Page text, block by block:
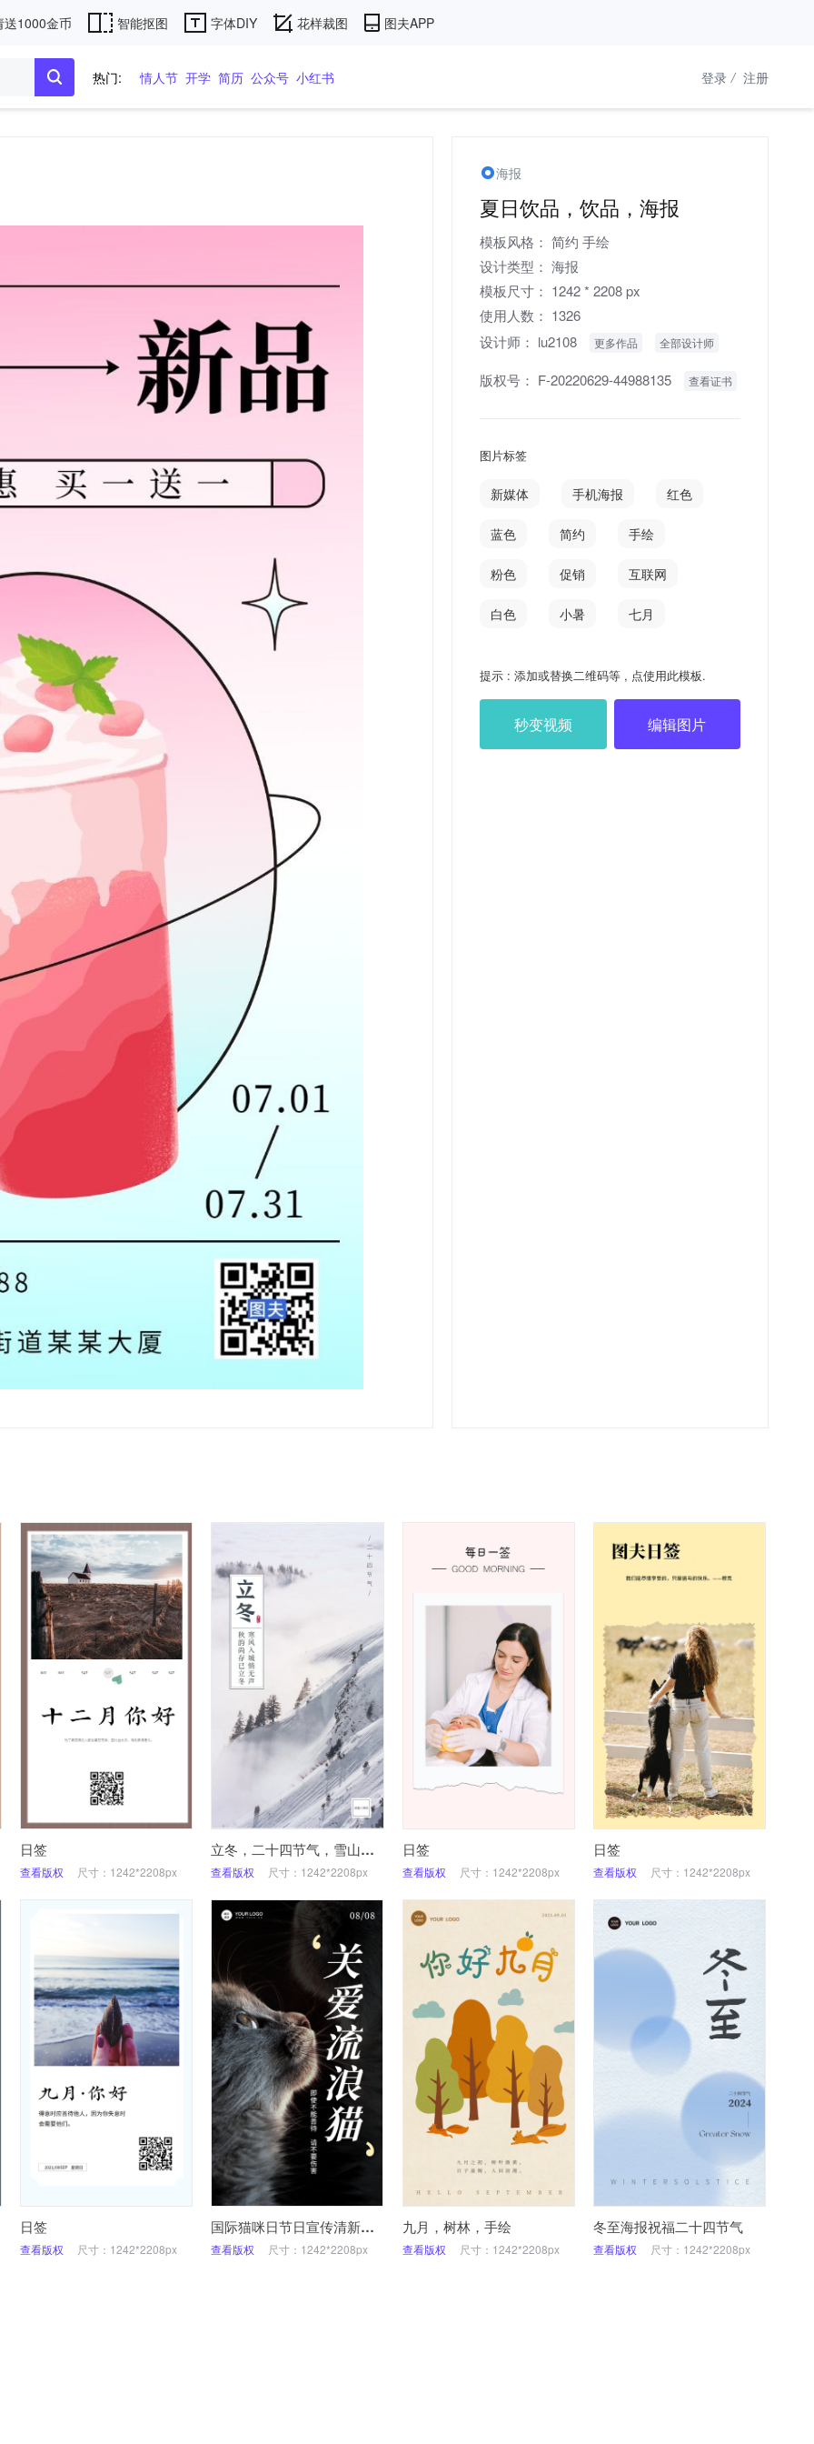
送1000金币 智能抠图 字体DIY 花样裁图 图夫APP
热门: 情人节 开学 简历 公众号 小红书 登录 / 注册
海报
夏日饮品，饮品，海报
模板风格： 简约 手绘
设计类型： 海报
模板尺寸： 1242 * 2208 px
使用人数： 1326
设计师： lu2108 更多作品 全部设计师
版权号： F-20220629-44988135 查看证书
图片标签
新媒体 手机海报 红色
蓝色 简约 手绘
粉色 促销 互联网
白色 小暑 七月
提示 : 添加或替换二维码等 , 点使用此模板.
秒变视频 编辑图片
日签
查看版权 尺寸：1242*2208px
立冬，二十四节气，雪山，实景
查看版权 尺寸：1242*2208px
日签
查看版权 尺寸：1242*2208px
日签
查看版权 尺寸：1242*2208px
日签
查看版权 尺寸：1242*2208px
国际猫咪日节日宣传清新实景手机海报
查看版权 尺寸：1242*2208px
九月，树林，手绘
查看版权 尺寸：1242*2208px
冬至海报祝福二十四节气
查看版权 尺寸：1242*2208px